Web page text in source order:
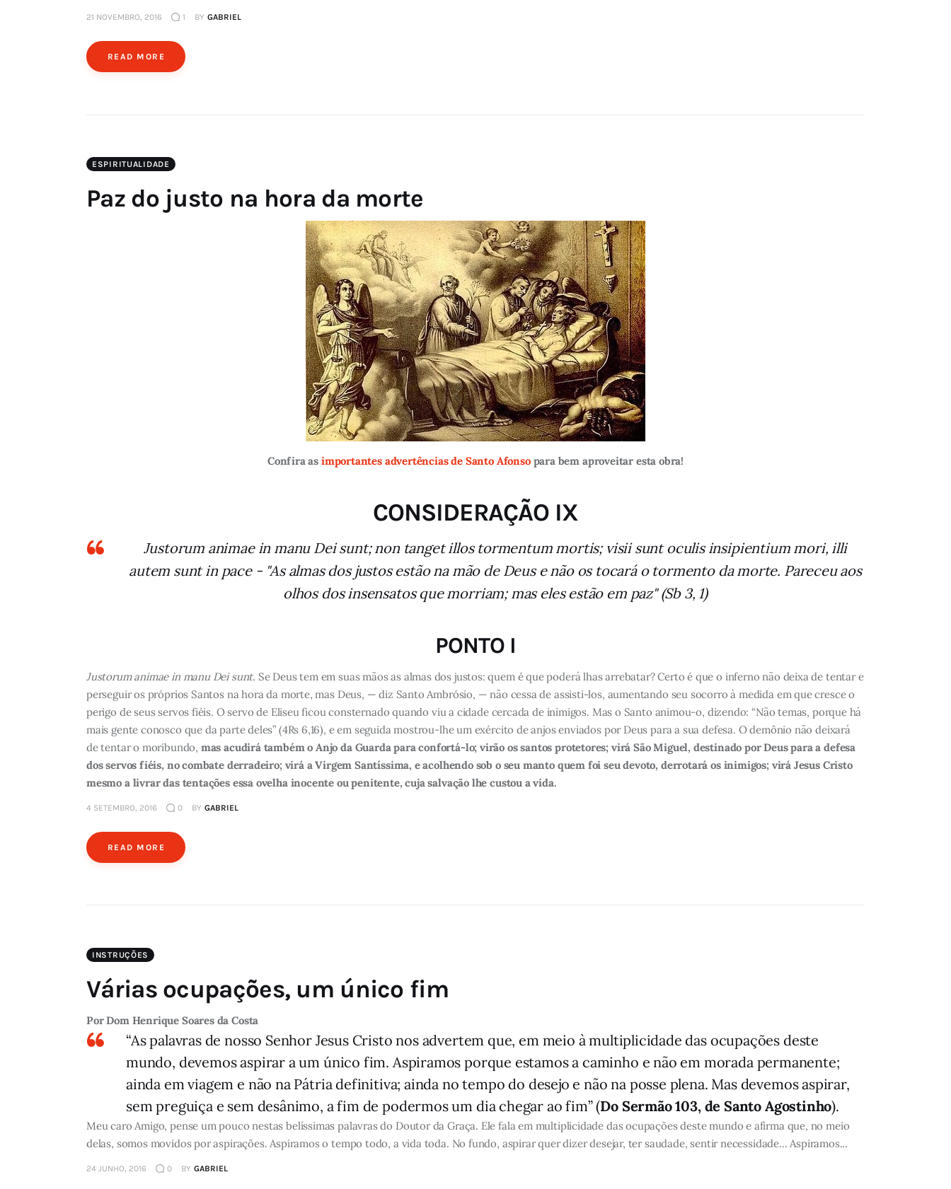
21 NOVEMBRO, 2016 1 BY GABRIEL
READ MORE
ESPIRITUALIDADE
Paz do justo na hora da morte
Confira as importantes advertências de Santo Afonsopara bem aproveitar esta obra!
CONSIDERAÇÃO IX
Justorum animae in manu Dei sunt; non tanget illos tormentum mortis; visii sunt oculis insipientium mori, illi
autem sunt in pace - "As almas dos justos estão na mão de Deus e não os tocará o tormento da morte. Pareceu aos
olhos dos insensatos que morriam; mas eles estão em paz" (Sb 3, 1)
PONTO I
Justorum animae in manu Dei sunt. Se Deus tem em suas mãos as almas dos justos: quem é que poderá lhas arrebatar? Certo é que o inferno não deixa de tentar e
perseguir os próprios Santos na hora da morte, mas Deus, — diz Santo Ambrósio, — não cessa de assisti-los, aumentando seu socorro à medida em que cresce o
perigo de seus servos fiéis. O servo de Eliseu ficou consternado quando viu a cidade cercada de inimigos. Mas o Santo animou-o, dizendo: “Não temas, porque há
mais gente conosco que da parte deles” (4Rs 6,16), e em seguida mostrou-lhe um exército de anjos enviados por Deus para a sua defesa. O demônio não deixará
de tentar o moribundo, mas acudirá também o Anjo da Guarda para confortá-lo; virão os santos protetores; virá São Miguel, destinado por Deus para a defesa
dos servos fiéis, no combate derradeiro; virá a Virgem Santíssima, e acolhendo sob o seu manto quem foi seu devoto, derrotará os inimigos; virá Jesus Cristo
mesmo a livrar das tentações essa ovelha inocente ou penitente, cuja salvação lhe custou a vida.
4 SETEMBRO, 2016 0 BY GABRIEL
READ MORE
INSTRUÇÕES
Várias ocupações, um único fim
Por Dom Henrique Soares da Costa
“As palavras de nosso Senhor Jesus Cristo nos advertem que, em meio à multiplicidade das ocupações deste
mundo, devemos aspirar a um único fim. Aspiramos porque estamos a caminho e não em morada permanente;
ainda em viagem e não na Pátria definitiva; ainda no tempo do desejo e não na posse plena. Mas devemos aspirar,
sem preguiça e sem desânimo, a fim de podermos um dia chegar ao fim” (Do Sermão 103, de Santo Agostinho).
Meu caro Amigo, pense um pouco nestas belíssimas palavras do Doutor da Graça. Ele fala em multiplicidade das ocupações deste mundo e afirma que, no meio
delas, somos movidos por aspirações. Aspiramos o tempo todo, a vida toda. No fundo, aspirar quer dizer desejar, ter saudade, sentir necessidade... Aspiramos...
24 JUNHO, 2016 0 BY GABRIEL